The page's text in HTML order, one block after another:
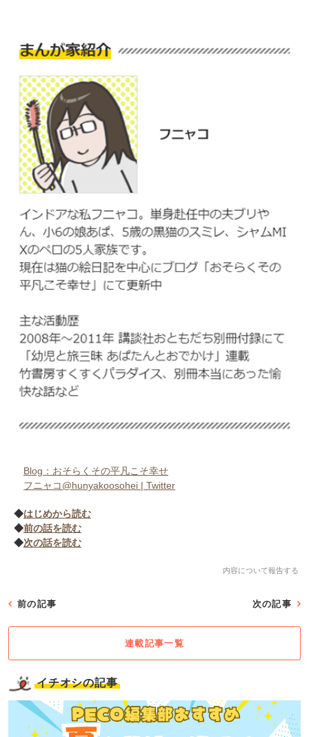
Blog：おそらくその平凡こそ幸せ
フニャコ@hunyakoosohei | Twitter
◆はじめから読む
◆前の話を読む
◆次の話を読む
内容について報告する
前の記事 次の記事
連載記事一覧
イチオシの記事
pecodogs
いぬ部をフォロー
アプリをダウンロードする